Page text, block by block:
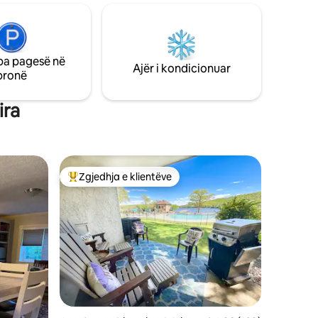
ky
dyqanet e përdorura të qyteteve të
vogla, ose planifiko një udhëtim njëditor
me familjen në Knoebels Amusement
Resort. Red Rock Cabin është një shtëpi
pyll.
pagesë në
Ajër i kondicionuar
Më të mirat e zgjedhjeve të klientëve
Zgjedhja e klientëve